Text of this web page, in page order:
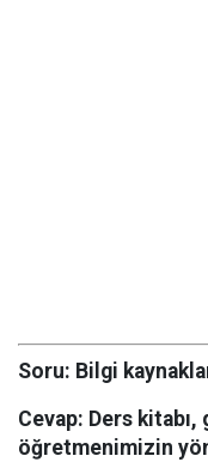
Soru: Bilgi
Cevap: Ders
öğretmenimizin